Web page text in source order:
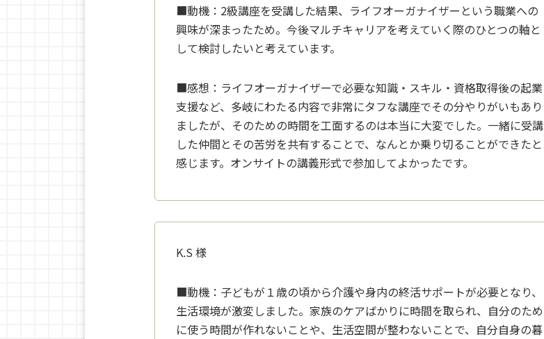
■動機： 2級講座を受講した結果、ライフオーガナイザーという職業への
興味が深まったため。今後マルチキャリアを考えていく際のひとつの軸と
して検討したいと考えています。
■感想： ライフオーガナイザーで必要な知識・スキル・資格取得後の起業
支援など、多岐にわたる内容で非常にタフな講座でその分やりがいもあり
ましたが、そのための時間を工面するのは本当に大変でした。 一緒に受講
した仲間とその苦労を共有することで、なんとか乗り切ることができたと
感じます。オンサイトの講義形式で参加してよかったです。
K.S 様
■動機： 子どもが１歳の頃から介護や身内の終活サポートが必要となり、
生活環境が激変しました。家族のケアばかりに時間を取られ、自分のため
に使う時間が作れないことや、生活空間が整わないことで、自分自身の暮